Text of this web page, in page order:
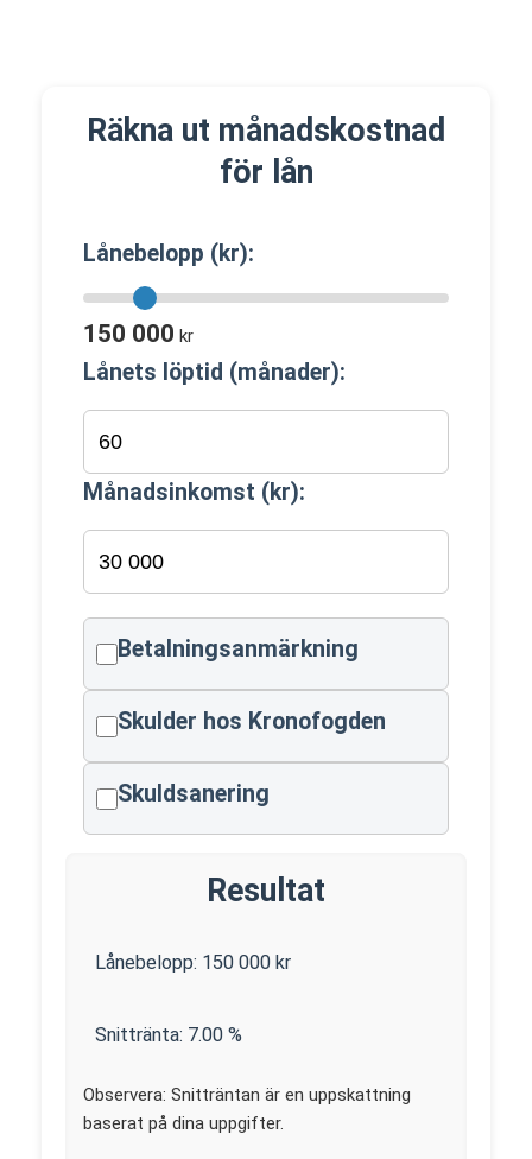
Räkna ut månadskostnad
för lån
Lånebelopp (kr):
150 000 kr
Lånets löptid (månader):
Månadsinkomst (kr):
Betalningsanmärkning
Skulder hos Kronofogden
Skuldsanering
Resultat
Lånebelopp: 150 000 kr
Snittränta: 7.00 %
Observera: Snitträntan är en uppskattning
baserat på dina uppgifter.